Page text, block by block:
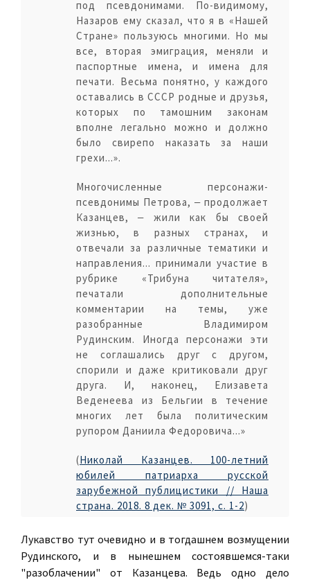
под псевдонимами. По-видимому,
Назаров ему сказал, что я в «Нашей
Стране» пользуюсь многими. Но мы
все, вторая эмиграция, меняли и
паспортные имена, и имена для
печати. Весьма понятно, у каждого
оставались в СССР родные и друзья,
которых по тамошним законам
вполне легально можно и должно
было свирепо наказать за наши
грехи...».
Многочисленные персонажи-
псевдонимы Петрова, ‒ продолжает
Казанцев, ‒ жили как бы своей
жизнью, в разных странах, и
отвечали за различные тематики и
направления... принимали участие в
рубрике «Трибуна читателя»,
печатали дополнительные
комментарии на темы, уже
разобранные Владимиром
Рудинским. Иногда персонажи эти
не соглашались друг с другом,
спорили и даже критиковали друг
друга. И, наконец, Елизавета
Веденеева из Бельгии в течение
многих лет была политическим
рупором Даниила Федоровича...»
(Николай Казанцев. 100-летний
юбилей патриарха русской
зарубежной публицистики // Наша
страна. 2018. 8 дек. № 3091, с. 1-2)
Лукавство тут очевидно и в тогдашнем возмущении
Рудинского, и в нынешнем состоявшемся-таки
"разоблачении" от Казанцева. Ведь одно дело